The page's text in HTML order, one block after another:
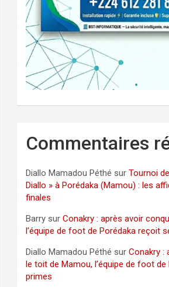
Commentaires
Diallo Mamadou Péthé surTournoi
Diallo » à Porédaka (Mamou) : les
finales
Barry surConakry : après avoir
l’équipe de foot de Porédaka reçoit
Diallo Mamadou Péthé surConakry :
le toit de Mamou, l’équipe de foot
primes